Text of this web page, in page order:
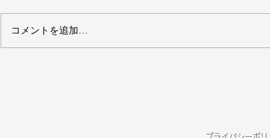
コメントを追加…
プライバシーポリ